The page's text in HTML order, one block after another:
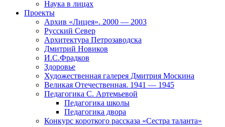
Наука в лицах
Проекты
Архив «Лицея». 2000 — 2003
Русский Север
Архитектура Петрозаводска
Дмитрий Новиков
И.С.Фрадков
Здоровье
Художественная галерея Дмитрия Москина
Великая Отечественная. 1941 — 1945
Педагогика С. Артемьевой
Педагогика школы
Педагогика двора
Конкурс короткого рассказа «Сестра таланта»